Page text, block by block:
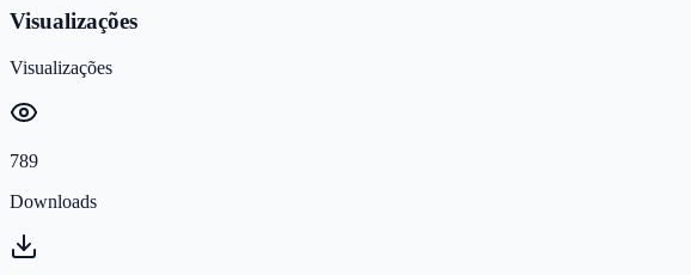
Visualizações
Visualizações
789
Downloads